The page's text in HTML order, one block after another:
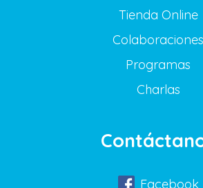
Tienda Online
Colaboraciones
Programas
Charlas
Facebook